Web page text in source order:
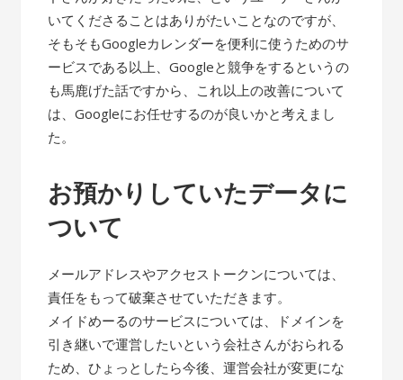
いてくださることはありがたいことなのですが、
そもそもGoogleカレンダーを便利に使うためのサ
ービスである以上、Googleと競争をするというの
も馬鹿げた話ですから、これ以上の改善について
は、Googleにお任せするのが良いかと考えまし
た。
お預かりしていたデータに
ついて
メールアドレスやアクセストークンについては、
責任をもって破棄させていただきます。
メイドめーるのサービスについては、ドメインを
引き継いで運営したいという会社さんがおられる
ため、ひょっとしたら今後、運営会社が変更にな